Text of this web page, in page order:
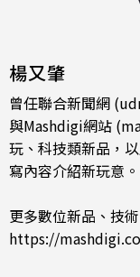
楊又肇
曾任聯合新聞網
與Mashdigi網站
玩、科技類新品，
寫內容介紹新玩意。
更多數位新品、技
https://